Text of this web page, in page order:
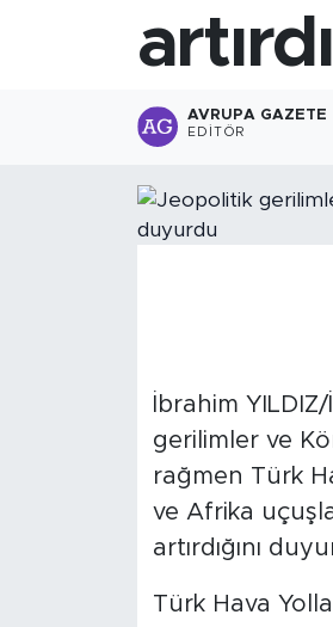
AVRUPA GAZETE
EDITÖR
İbrahim
gerilimler ve
rağmen Türk
ve Afrika
artırdığını
Türk Hava